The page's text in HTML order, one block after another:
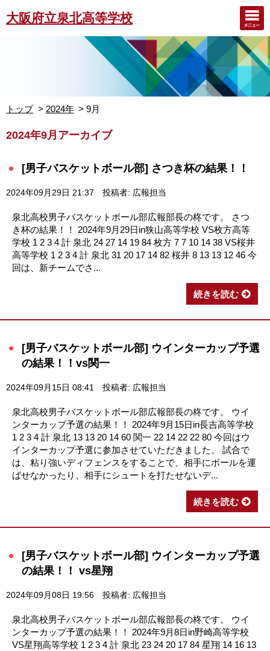
大阪府立泉北高等学校
トップ 2024年 9月
2024年9月アーカイブ
[男子バスケットボール部] さつき杯の結果！！
2024年09月29日 21:37 投稿者: 広報担当
泉北高校男子バスケットボール部広報部長の柊です。 さつ
き杯の結果！！ 2024年9月29日in狭山高等学校 VS枚方高等
学校 1 2 3 4 計 泉北 24 27 14 19 84 枚方 7 7 10 14 38 VS桜井
高等学校 1 2 3 4 計 泉北 31 20 17 14 82 桜井 8 13 13 12 46 今
回は、新チームでさ...
続きを読む
[男子バスケットボール部] ウインターカップ予選
の結果！！vs関一
2024年09月15日 08:41 投稿者: 広報担当
泉北高校男子バスケットボール部広報部長の柊です。 ウイ
ンターカップ予選の結果！！ 2024年9月15日in長吉高等学校
1 2 3 4 計 泉北 13 13 20 14 60 関一 22 14 22 22 80 今回はウ
インターカップ予選に参加させていただきました。 試合で
は、粘り強いディフェンスをすることで、相手にボールを運
ばせなかったり、相手にシュートを打たせないデ...
続きを読む
[男子バスケットボール部] ウインターカップ予選
の結果！！ vs星翔
2024年09月08日 19:56 投稿者: 広報担当
泉北高校男子バスケットボール部広報部長の柊です。 ウイ
ンターカップ予選の結果！！ 2024年9月8日in野崎高等学校
VS星翔高等学校 1 2 3 4 計 泉北 23 24 20 17 84 星翔 14 16 13